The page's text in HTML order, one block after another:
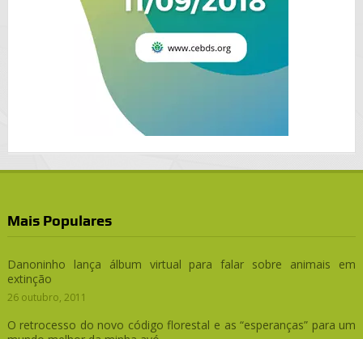
Mais Populares
Danoninho lança álbum virtual para falar sobre animais em
extinção
26 outubro, 2011
O retrocesso do novo código florestal e as “esperanças” para um